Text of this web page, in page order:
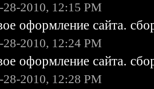
28-2010, 12:15 PM
оформление сайта.
28-2010, 12:24 PM
оформление сайта.
28-2010, 12:28 PM